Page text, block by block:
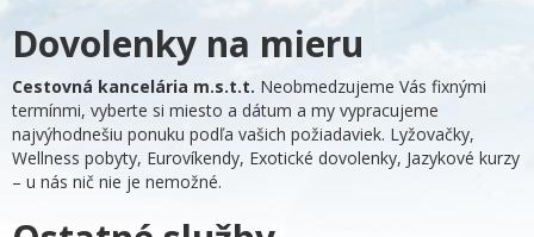
Dovolenky na mieru
Cestovná kancelária m.s.t.t. Neobmedzujeme Vás fixnými
termínmi, vyberte si miesto a dátum a my vypracujeme
najvýhodnešiu ponuku podľa vašich požiadaviek. Lyžovačky,
Wellness pobyty, Eurovíkendy, Exotické dovolenky, Jazykové kurzy
– u nás nič nie je nemožné.